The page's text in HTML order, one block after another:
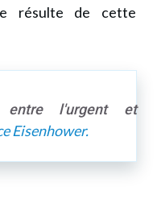
résulte de cette
entre l'urgent et
Eisenhower.